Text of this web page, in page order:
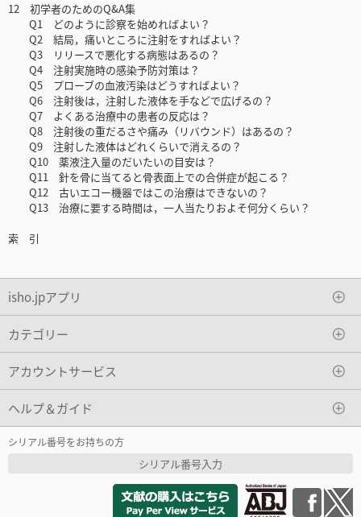
12 初学者のためのQ&A集
Q1 どのように診察を始めればよい？
Q2 結局，痛いところに注射をすればよい？
Q3 リリースで悪化する病態はあるの？
Q4 注射実施時の感染予防対策は？
Q5 プローブの血液汚染はどうすればよい？
Q6 注射後は，注射した液体を手などで広げるの？
Q7 よくある治療中の患者の反応は？
Q8 注射後の重だるさや痛み（リバウンド）はあるの？
Q9 注射した液体はどれくらいで消えるの？
Q10 薬液注入量のだいたいの目安は？
Q11 針を骨に当てると骨表面上での合併症が起こる？
Q12 古いエコー機器ではこの治療はできないの？
Q13 治療に要する時間は，一人当たりおよそ何分くらい？
索 引
isho.jpアプリ
カテゴリー
アカウントサービス
ヘルプ＆ガイド
シリアル番号をお持ちの方
シリアル番号入力